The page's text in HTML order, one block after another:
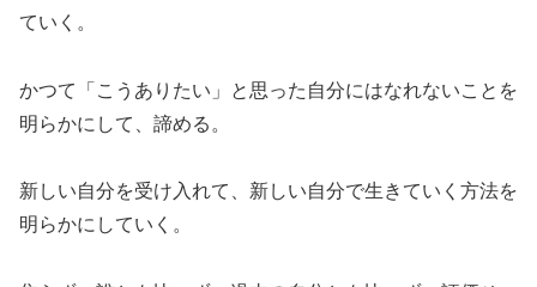
ていく。
かつて「こうありたい」と思った自分にはなれないことを
明らかにして、諦める。
新しい自分を受け入れて、新しい自分で生きていく方法を
明らかにしていく。